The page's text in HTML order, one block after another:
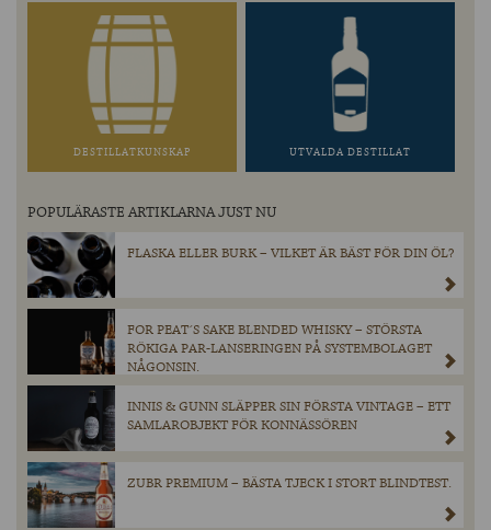
DESTILLATKUNSKAP UTVALDA DESTILLAT
POPULÄRASTE ARTIKLARNA JUST NU
FLASKA ELLER BURK – VILKET ÄR BÄST FÖR DIN ÖL?
FOR PEAT´S SAKE BLENDED WHISKY – STÖRSTA
RÖKIGA PAR-LANSERINGEN PÅ SYSTEMBOLAGET
NÅGONSIN.
INNIS & GUNN SLÄPPER SIN FÖRSTA VINTAGE – ETT
SAMLAROBJEKT FÖR KONNÄSSÖREN
ZUBR PREMIUM – BÄSTA TJECK I STORT BLINDTEST.